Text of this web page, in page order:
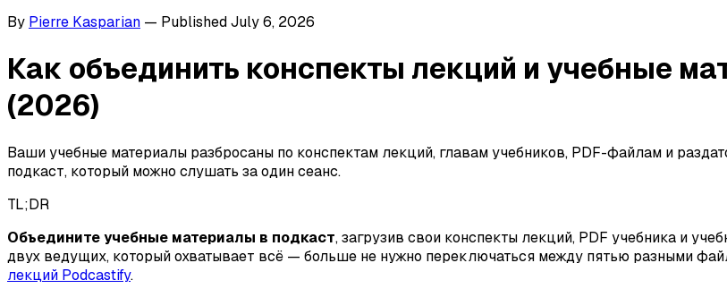
By Pierre Kasparian — PublishedJuly 6, 2026
Как объединить конспекты лекций и учебные
(2026)
Ваши учебные материалы разбросаны по конспектам лекций, главам учебников, PDF-файлам и
подкаст, который можно слушать за один сеанс.
TL;DR
Объедините учебные материалы в подкаст, загрузив свои конспекты лекций, PDF учебника и
двух ведущих, который охватывает всё — больше не нужно переключаться между пятью разными
лекций Podcastify.